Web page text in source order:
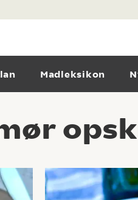
Madleksikon